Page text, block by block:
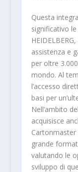
Questa
significativo
assistenza e
per oltre
mondo. Al
l’accesso
basi per
Nell’ambito
acquisisce
Cartonmaster
grande
valutando le
sviluppo di